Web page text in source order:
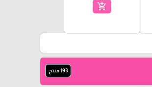
add_shopping_cart
193 منتج